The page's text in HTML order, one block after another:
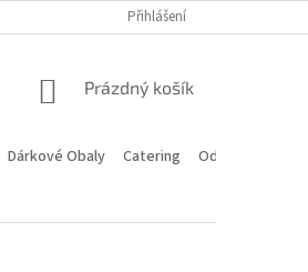
HODNOCENÍ OBCHODU
Přihlášení
NÁKUPNÍ
Prázdný košík
Dárkové Obaly Catering
Odstoupení od